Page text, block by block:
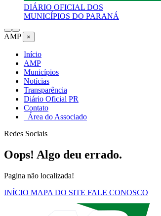
DIÁRIO OFICIAL DOS
MUNICÍPIOS DO PARANÁ
AMP ×
Início
AMP
Municípios
Notícias
Transparência
Diário Oficial PR
Contato
Área do Associado
Redes Sociais
Oops! Algo deu errado.
Pagina não localizada!
INÍCIO MAPA DO SITE FALE CONOSCO